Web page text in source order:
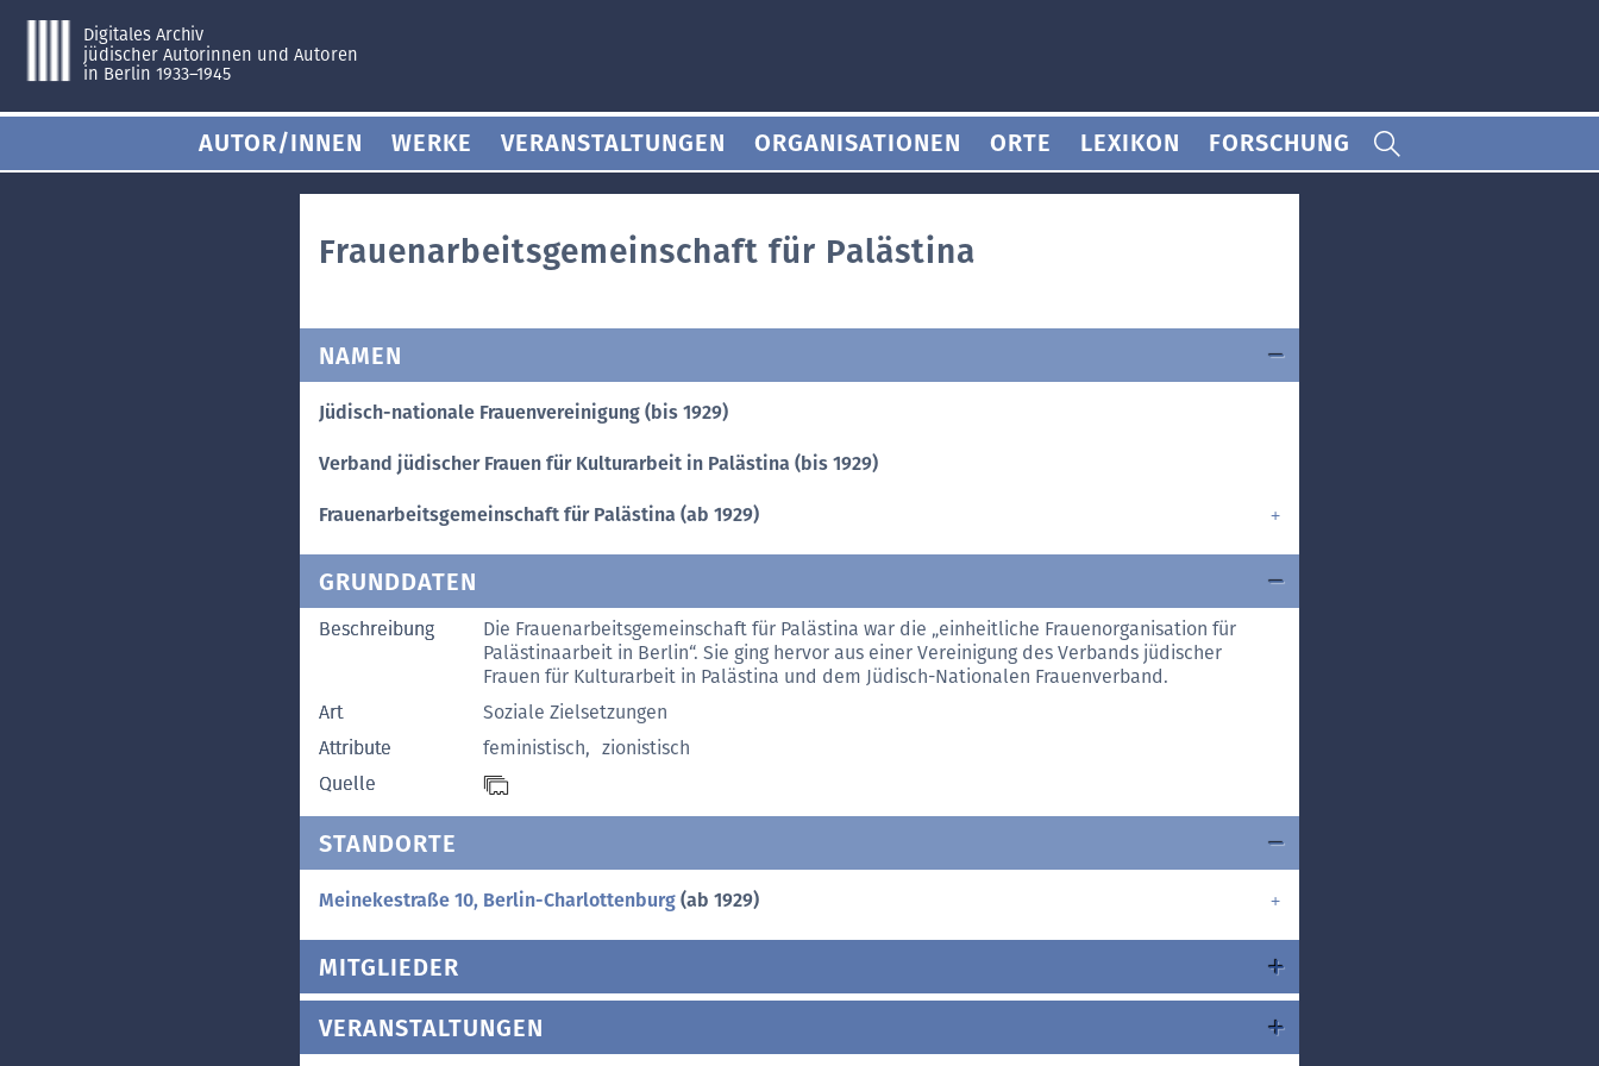
Digitales Archiv
jüdischer Autorinnen und Autoren
in Berlin 1933–1945
AUTOR/INNEN WERKE VERANSTALTUNGEN ORGANISATIONEN ORTE LEXIKON FORSCHUNG
Frauenarbeitsgemeinschaft für Palästina
NAMEN
Jüdisch-nationale Frauenvereinigung (bis 1929)
Verband jüdischer Frauen für Kulturarbeit in Palästina (bis 1929)
Frauenarbeitsgemeinschaft für Palästina (ab 1929)
GRUNDDATEN
Beschreibung
Die Frauenarbeitsgemeinschaft für Palästina war die „einheitliche Frauenorganisation für
Palästinaarbeit in Berlin“. Sie ging hervor aus einer Vereinigung des Verbands jüdischer
Frauen für Kulturarbeit in Palästina und dem Jüdisch-Nationalen Frauenverband.
Art
Soziale Zielsetzungen
Attribute
feministisch, zionistisch
Quelle
STANDORTE
Meinekestraße 10, Berlin-Charlottenburg (ab 1929)
MITGLIEDER
VERANSTALTUNGEN